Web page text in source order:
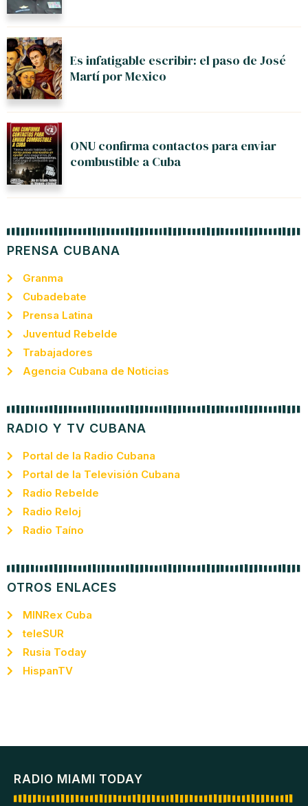
Es infatigable escribir: el paso de José
Martí por Mexico
ONU confirma contactos para enviar
combustible a Cuba
PRENSA CUBANA
Granma
Cubadebate
Prensa Latina
Juventud Rebelde
Trabajadores
Agencia Cubana de Noticias
RADIO Y TV CUBANA
Portal de la Radio Cubana
Portal de la Televisión Cubana
Radio Rebelde
Radio Reloj
Radio Taíno
OTROS ENLACES
MINRex Cuba
teleSUR
Rusia Today
HispanTV
RADIO MIAMI TODAY